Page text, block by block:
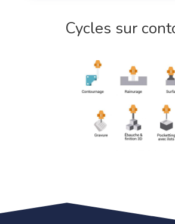
Cycles sur